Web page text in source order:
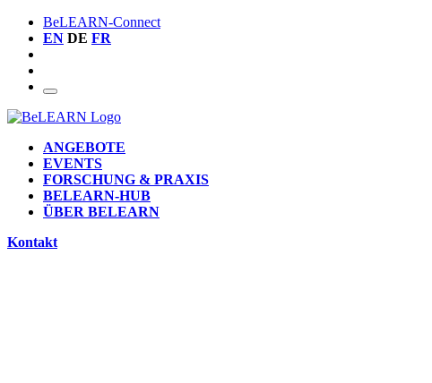
BeLEARN-Connect
EN DE FR
ANGEBOTE
EVENTS
FORSCHUNG & PRAXIS
BELEARN-HUB
ÜBER BELEARN
Kontakt